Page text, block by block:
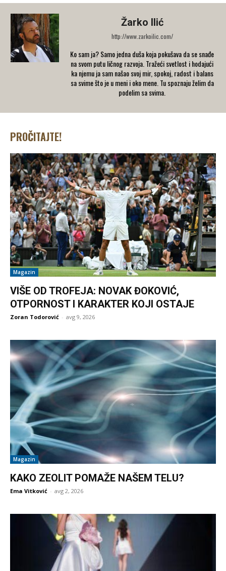
Žarko Ilić
http://www.zarkoilic.com/
Ko sam ja? Samo jedna duša koja pokušava da se snađe
na svom putu ličnog razvoja. Tražeći svetlost i hodajući
ka njemu ja sam našao svoj mir, spokoj, radost i balans
sa svime što je u meni i oko mene. Tu spoznaju želim da
podelim sa svima.
PROČITAJTE!
Magazin
VIŠE OD TROFEJA: NOVAK ĐOKOVIĆ,
OTPORNOST I KARAKTER KOJI OSTAJE
Zoran Todorović - avg 9, 2026
Magazin
KAKO ZEOLIT POMAŽE NAŠEM TELU?
Ema Vitković - avg 2, 2026